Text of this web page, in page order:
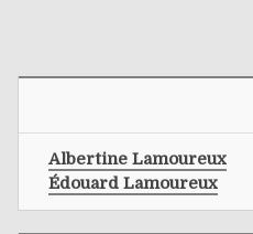
Albertine Lamoureux
Édouard Lamoureux